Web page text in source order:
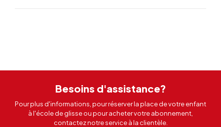
Besoins d'assistance?
Pour plus d'informations, pour réserver la place de votre enfant
à l'école de glisse ou pour acheter votre abonnement,
contactez notre service à la clientèle.